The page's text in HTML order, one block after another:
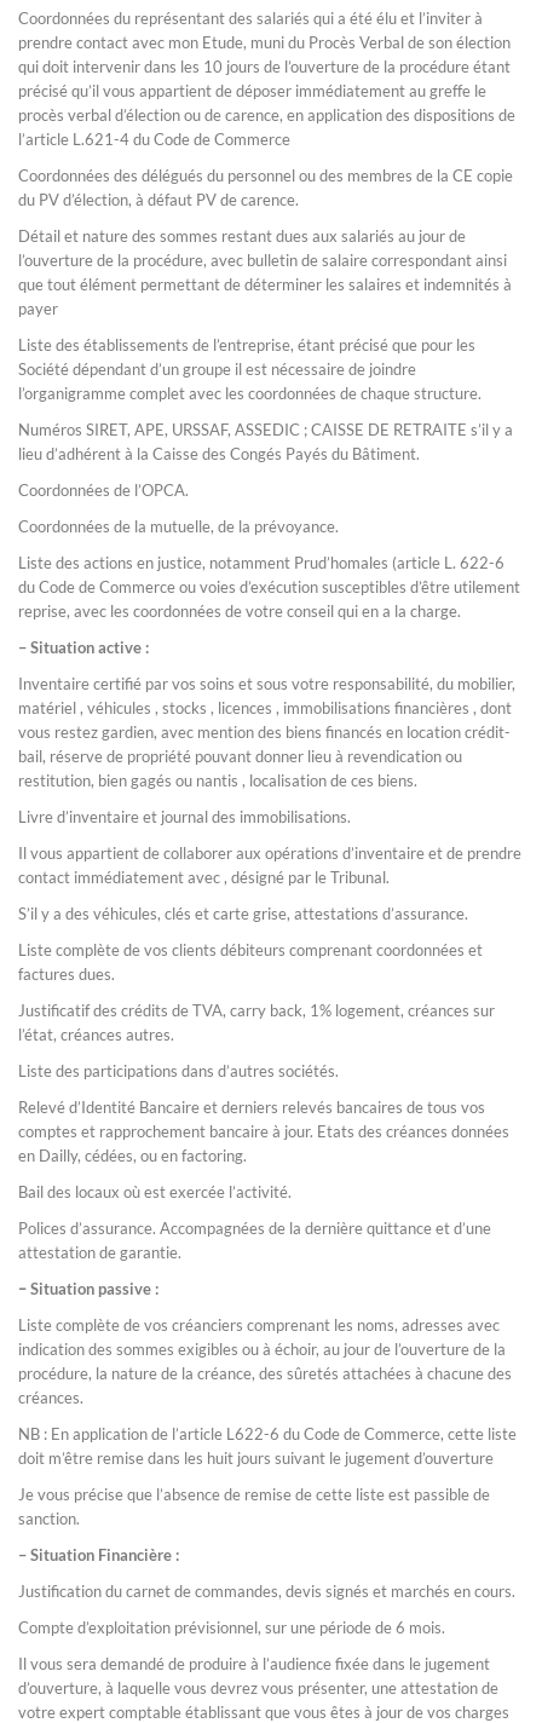
Coordonnées du représentant des salariés qui a été élu et l’inviter à
prendre contact avec mon Etude, muni du Procès Verbal de son élection
qui doit intervenir dans les 10 jours de l’ouverture de la procédure étant
précisé qu’il vous appartient de déposer immédiatement au greffe le
procès verbal d’élection ou de carence, en application des dispositions de
l’article L.621-4 du Code de Commerce
Coordonnées des délégués du personnel ou des membres de la CE copie
du PV d’élection, à défaut PV de carence.
Détail et nature des sommes restant dues aux salariés au jour de
l’ouverture de la procédure, avec bulletin de salaire correspondant ainsi
que tout élément permettant de déterminer les salaires et indemnités à
payer
Liste des établissements de l’entreprise, étant précisé que pour les
Société dépendant d’un groupe il est nécessaire de joindre
l’organigramme complet avec les coordonnées de chaque structure.
Numéros SIRET, APE, URSSAF, ASSEDIC ; CAISSE DE RETRAITE s’il y a
lieu d’adhérent à la Caisse des Congés Payés du Bâtiment.
Coordonnées de l’OPCA.
Coordonnées de la mutuelle, de la prévoyance.
Liste des actions en justice, notamment Prud’homales (article L. 622-6
du Code de Commerce ou voies d’exécution susceptibles d’être utilement
reprise, avec les coordonnées de votre conseil qui en a la charge.
– Situation active :
Inventaire certifié par vos soins et sous votre responsabilité, du mobilier,
matériel , véhicules , stocks , licences , immobilisations financières , dont
vous restez gardien, avec mention des biens financés en location crédit-
bail, réserve de propriété pouvant donner lieu à revendication ou
restitution, bien gagés ou nantis , localisation de ces biens.
Livre d’inventaire et journal des immobilisations.
Il vous appartient de collaborer aux opérations d’inventaire et de prendre
contact immédiatement avec , désigné par le Tribunal.
S’il y a des véhicules, clés et carte grise, attestations d’assurance.
Liste complète de vos clients débiteurs comprenant coordonnées et
factures dues.
Justificatif des crédits de TVA, carry back, 1% logement, créances sur
l’état, créances autres.
Liste des participations dans d’autres sociétés.
Relevé d’Identité Bancaire et derniers relevés bancaires de tous vos
comptes et rapprochement bancaire à jour. Etats des créances données
en Dailly, cédées, ou en factoring.
Bail des locaux où est exercée l’activité.
Polices d’assurance. Accompagnées de la dernière quittance et d’une
attestation de garantie.
–Situation passive :
Liste complète de vos créanciers comprenant les noms, adresses avec
indication des sommes exigibles ou à échoir, au jour de l’ouverture de la
procédure, la nature de la créance, des sûretés attachées à chacune des
créances.
NB : En application de l’article L622-6 du Code de Commerce, cette liste
doit m’être remise dans les huit jours suivant le jugement d’ouverture
Je vous précise que l’absence de remise de cette liste est passible de
sanction.
– Situation Financière :
Justification du carnet de commandes, devis signés et marchés en cours.
Compte d’exploitation prévisionnel, sur une période de 6 mois.
Il vous sera demandé de produire à l’audience fixée dans le jugement
d’ouverture, à laquelle vous devrez vous présenter, une attestation de
votre expert comptable établissant que vous êtes à jour de vos charges